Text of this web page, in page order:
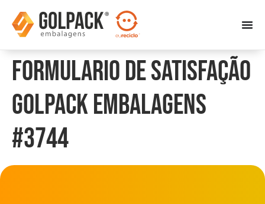
Formulario de Satisfação
Golpack Embalagens
#3744